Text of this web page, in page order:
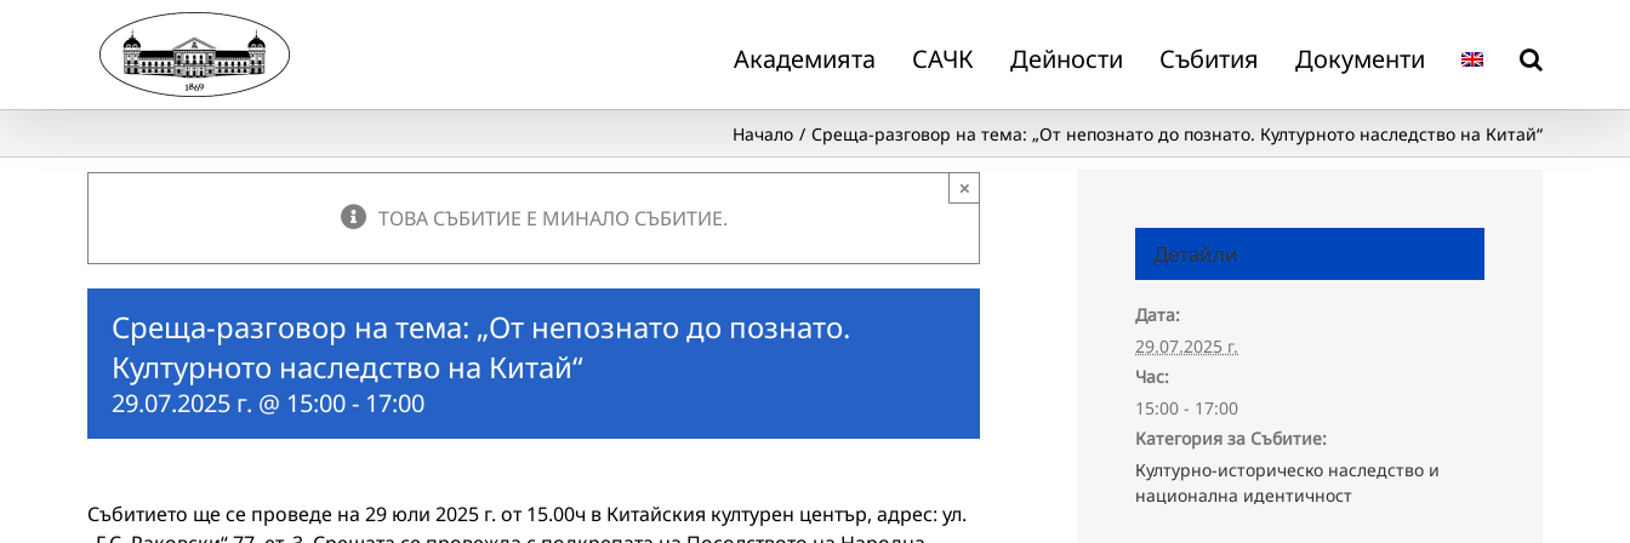
Академията САЧК Дейности Събития Документи
Начало Среща-разговор на тема: „От непознато до познато. Културното наследство на Китай“
ТОВА СЪБИТИЕ Е МИНАЛО СЪБИТИЕ.
×
Среща-разговор на тема: „От непознато до познато.
Културното наследство на Китай“
29.07.2025 г. @ 15:00- 17:00
Събитието ще се проведе на 29 юли 2025 г. от 15.00ч в Китайския културен център, адрес: ул.
Детайли
Дата:
29.07.2025 г.
Час:
15:00 - 17:00
Категория за Събитие:
Културно-историческо наследство и
национална идентичност